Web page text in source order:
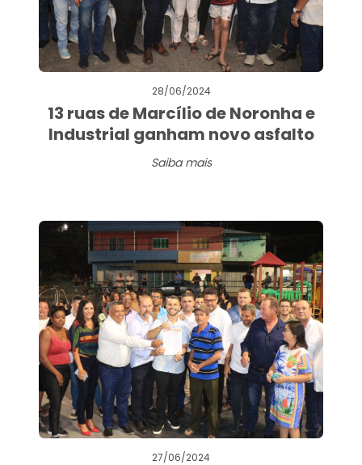
28/06/2024
13 ruas de Marcílio de Noronha e
Industrial ganham novo asfalto
Saiba mais
27/06/2024